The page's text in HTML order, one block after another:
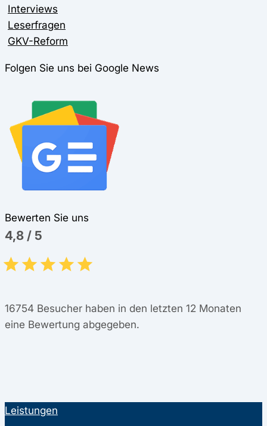
Interviews
Leserfragen
GKV-Reform
Folgen Sie uns bei Google News
Bewerten Sie uns
4,8 / 5
16754 Besucher haben in den letzten 12 Monaten
eine Bewertung abgegeben.
Leistungen